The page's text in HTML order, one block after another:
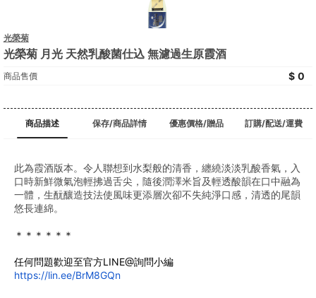
光榮菊
光榮菊 月光 天然乳酸菌仕込 無濾過生原霞酒
商品售價 0
商品描述 保存/商品詳情 優惠價格/贈品 訂購/配送/運費
此為霞酒版本。令人聯想到水梨般的清香，纏繞淡淡乳酸香氣，入
口時新鮮微氣泡輕拂過舌尖，隨後潤澤米旨及輕透酸韻在口中融為
一體，生酛釀造技法使風味更添層次卻不失純淨口感，清透的尾韻
悠長連綿。
﻿＊＊＊＊＊＊
任何問題歡迎至官方LINE@詢問小編
https://lin.ee/BrM8GQn